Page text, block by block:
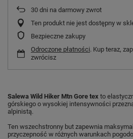
30 dni na darmowy zwrot
Ten produkt nie jest dostępny w
Bezpieczne zakupy
Odroczone płatności. Kup teraz,
zwrócisz
Salewa Wild Hiker Mtn Gore tex to
górskiego o wysokiej intensywności
alpinistą.
Ten wszechstronny but zapewnia
przyczepność w różnych warunkach